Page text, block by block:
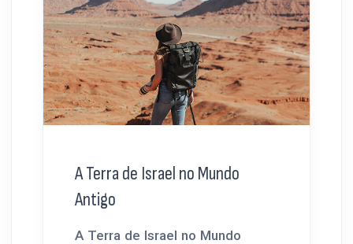
A Terra de Israel no Mundo
Antigo
A Terra de Israel no Mundo